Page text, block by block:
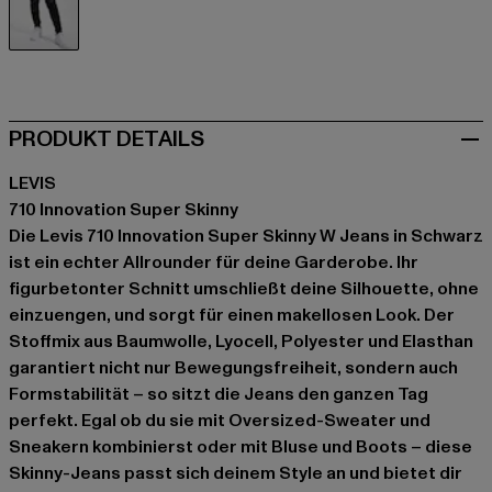
PRODUKT DETAILS
LEVIS
710 Innovation Super Skinny
Die Levis 710 Innovation Super Skinny W Jeans in Schwarz
ist ein echter Allrounder für deine Garderobe. Ihr
figurbetonter Schnitt umschließt deine Silhouette, ohne
einzuengen, und sorgt für einen makellosen Look. Der
Stoffmix aus Baumwolle, Lyocell, Polyester und Elasthan
garantiert nicht nur Bewegungsfreiheit, sondern auch
Formstabilität – so sitzt die Jeans den ganzen Tag
perfekt. Egal ob du sie mit Oversized-Sweater und
Sneakern kombinierst oder mit Bluse und Boots – diese
Skinny-Jeans passt sich deinem Style an und bietet dir